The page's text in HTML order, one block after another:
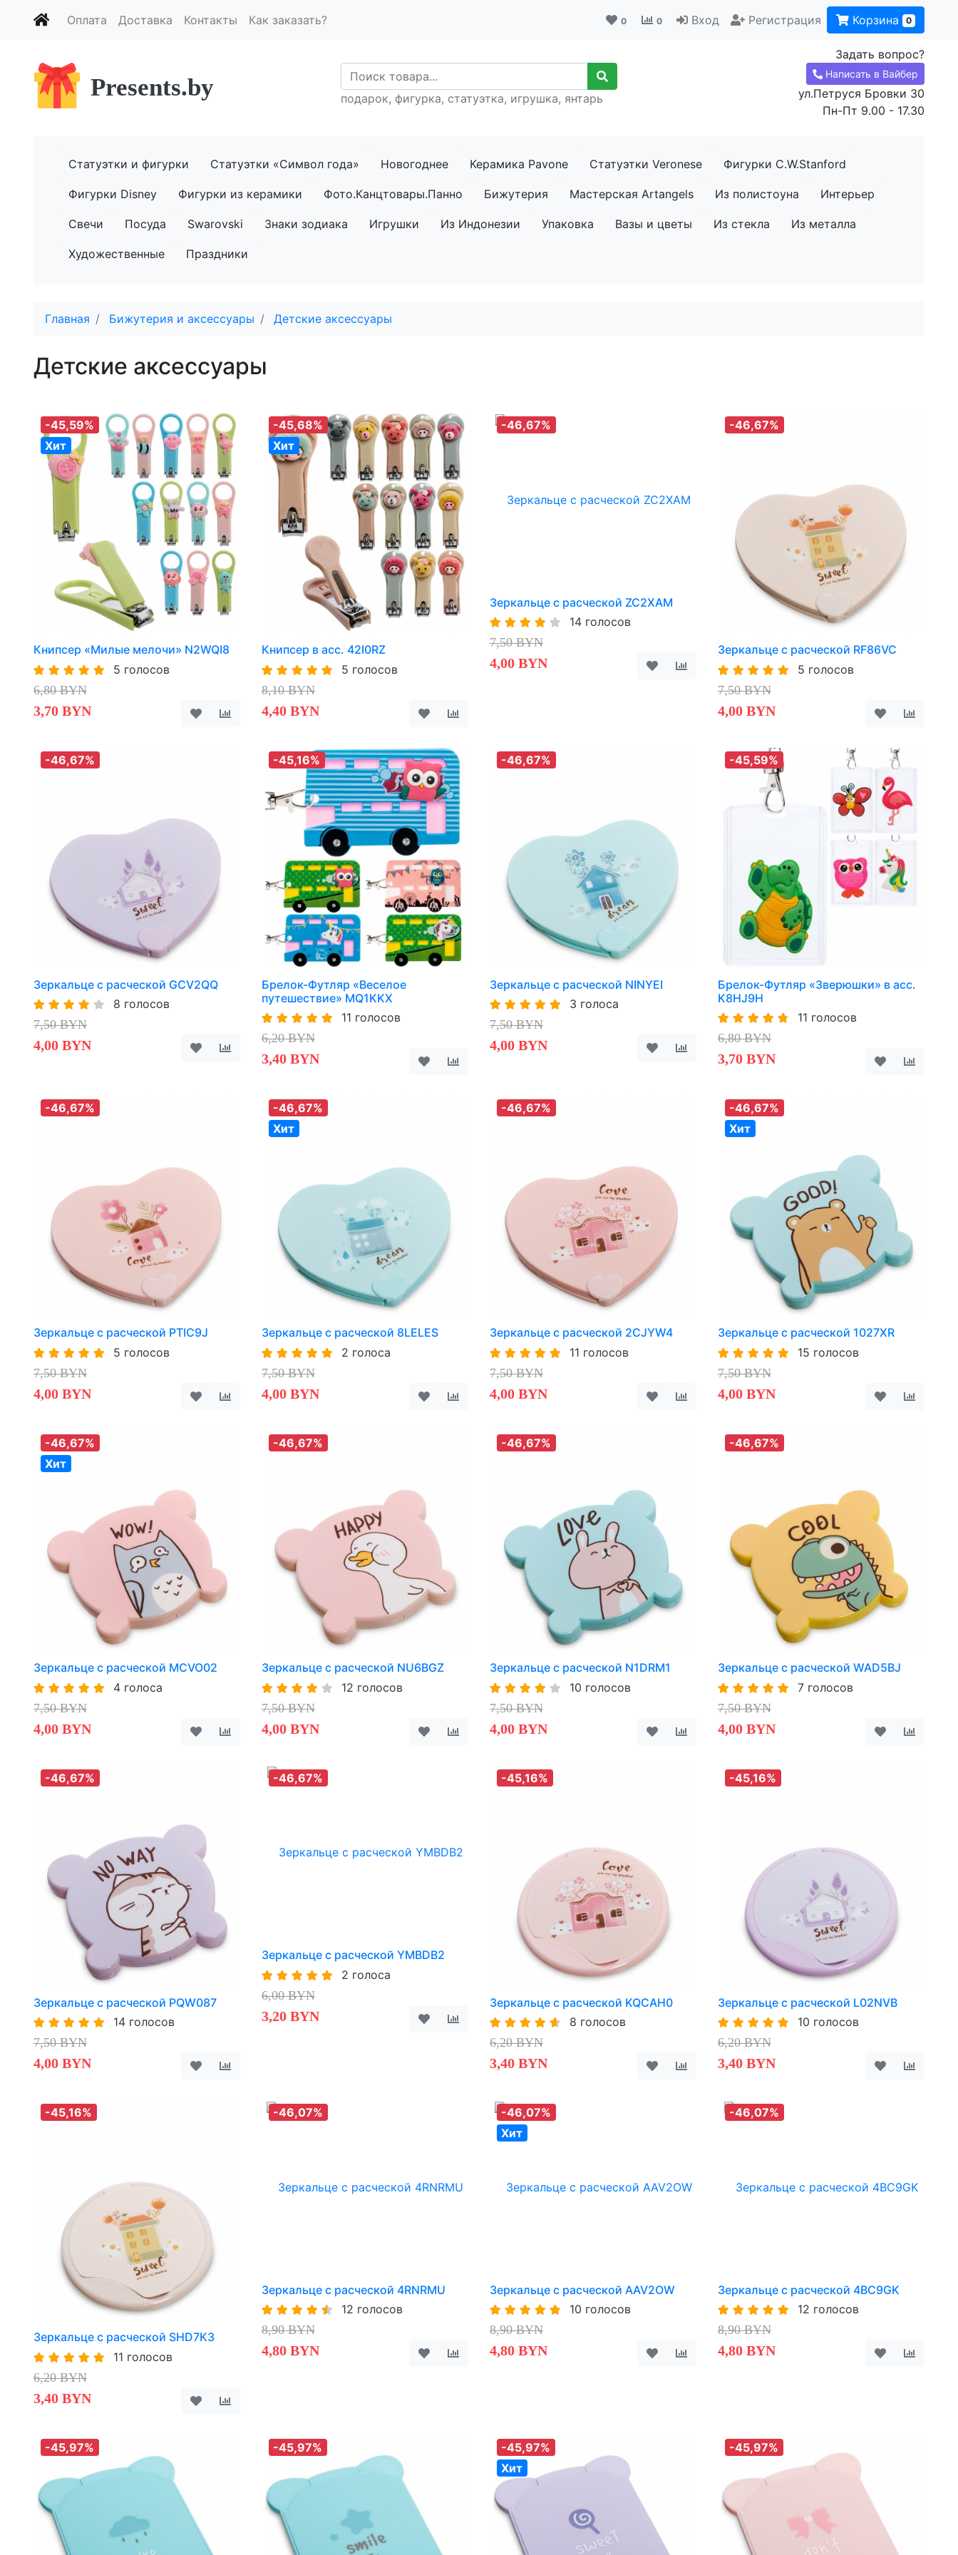
Оплата Доставка Контакты Как заказать? 0 0 Вход Регистрация Корзина 0
Presents.by подарок, фигурка, статуэтка, игрушка, янтарь
Задать вопрос?
Написать в Вайбер
ул.Петруся Бровки 30
Пн-Пт 9.00 - 17.30
Статуэтки и фигурки Статуэтки «Символ года» Новогоднее Керамика Pavone Статуэтки Veronese Фигурки C.W.Stanford
Фигурки Disney Фигурки из керамики Фото.Канцтовары.Панно Бижутерия Мастерская Artangels Из полистоуна Интерьер
Свечи Посуда Swarovski Знаки зодиака Игрушки Из Индонезии Упаковка Вазы и цветы Из стекла Из металла
Художественные Праздники
Главная Бижутерия и аксессуары Детские аксессуары
Детские аксессуары
-45,59%
Хит
Книпсер «Милые мелочи» N2WQI8
5 голосов
6,80 BYN
3,70 BYN
-45,68%
Хит
Книпсер в асс. 42I0RZ
5 голосов
8,10 BYN
4,40 BYN
-46,67%
Зеркальце с расческой ZC2XAM
14 голосов
7,50 BYN
4,00 BYN
-46,67%
Зеркальце с расческой RF86VC
5 голосов
7,50 BYN
4,00 BYN
-46,67%
Зеркальце с расческой GCV2QQ
8 голосов
7,50 BYN
4,00 BYN
-45,16%
Брелок-Футляр «Веселое
путешествие» MQ1KKX
11 голосов
6,20 BYN
3,40 BYN
-46,67%
Зеркальце с расческой NINYEI
3 голоса
7,50 BYN
4,00 BYN
-45,59%
Брелок-Футляр «Зверюшки» в асс.
K8HJ9H
11 голосов
6,80 BYN
3,70 BYN
-46,67%
Зеркальце с расческой PTIC9J
5 голосов
7,50 BYN
4,00 BYN
-46,67%
Хит
Зеркальце с расческой 8LELES
2 голоса
7,50 BYN
4,00 BYN
-46,67%
Зеркальце с расческой 2CJYW4
11 голосов
7,50 BYN
4,00 BYN
-46,67%
Хит
Зеркальце с расческой 1027XR
15 голосов
7,50 BYN
4,00 BYN
-46,67%
Хит
Зеркальце с расческой MCVO02
4 голоса
7,50 BYN
4,00 BYN
-46,67%
Зеркальце с расческой NU6BGZ
12 голосов
7,50 BYN
4,00 BYN
-46,67%
Зеркальце с расческой N1DRM1
10 голосов
7,50 BYN
4,00 BYN
-46,67%
Зеркальце с расческой WAD5BJ
7 голосов
7,50 BYN
4,00 BYN
-46,67%
Зеркальце с расческой PQW087
14 голосов
7,50 BYN
4,00 BYN
-46,67%
Зеркальце с расческой YMBDB2
2 голоса
6,00 BYN
3,20 BYN
-45,16%
Зеркальце с расческой KQCAH0
8 голосов
6,20 BYN
3,40 BYN
-45,16%
Зеркальце с расческой L02NVB
10 голосов
6,20 BYN
3,40 BYN
-45,16%
Зеркальце с расческой SHD7K3
11 голосов
6,20 BYN
3,40 BYN
-46,07%
Зеркальце с расческой 4RNRMU
12 голосов
8,90 BYN
4,80 BYN
-46,07%
Хит
Зеркальце с расческой AAV2OW
10 голосов
8,90 BYN
4,80 BYN
-46,07%
Зеркальце с расческой 4BC9GK
12 голосов
8,90 BYN
4,80 BYN
-45,97% -45,97%
-45,97%
Хит
-45,97%